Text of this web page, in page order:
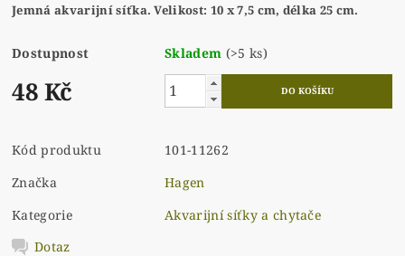
Jemná akvarijní síťka. Velikost: 10 x 7,5 cm, délka 25 cm.
Dostupnost Skladem (>5 ks)
48 Kč
Kód produktu
101-11262
Značka
Hagen
Kategorie
Akvarijní síťky a chytače
Dotaz